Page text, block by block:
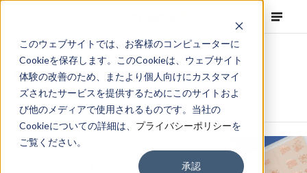
このウェブサイトでは、お客様のコンピューターに
Cookieを保存します。このCookieは、ウェブサイト
体験の改善のため、またより個人向けにカスタマイ
ズされたサービスを提供するためにこのサイトおよ
び他のメディアで使用されるものです。当社の
Cookieについての詳細は、 プライバシーポリシーを
ご覧ください。
承認
News
ロフトワークからお届けするニュースとトピック